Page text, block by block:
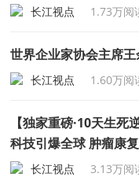
长江视点 1.73万阅
世界企业家协会主席
长江视点 1.60万阅
【独家重磅·10天生
科技引爆全球 肿瘤康
长江视点 3.13万阅